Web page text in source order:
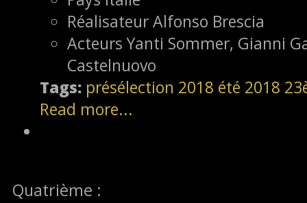
RéalisateurAlfonso Brescia
Acteurs Yanti Sommer, Gianni
Castelnuovo
Tags: présélection 2018 été 2018
Read more...
Quatrième :